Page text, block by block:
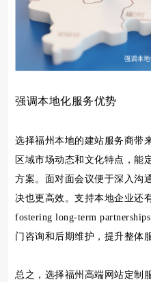
强调本地化服务优势
选择福州本地的建站服务商带
区域市场动态和文化特点，能
方案。面对面会议便于深入沟
决也更高效。支持本地企业还
fostering long-term
门咨询和后期维护，提升整体
总之，选择福州高端网站定制